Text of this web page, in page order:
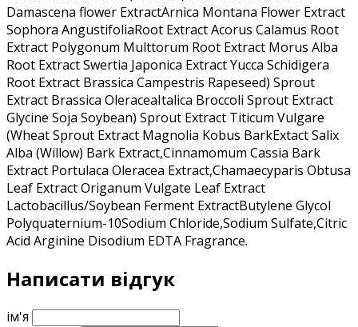
Damascena flower ExtractArnica Montana Flower Extract
Sophora AngustifoliaRoot Extract Acorus Calamus Root
Extract Polygonum Multtorum Root Extract Morus Alba
Root Extract Swertia Japonica Extract Yucca Schidigera
Root Extract Brassica Campestris Rapeseed) Sprout
Extract Brassica OleraceaItalica Broccoli Sprout Extract
Glycine Soja Soybean) Sprout Extract Titicum Vulgare
(Wheat Sprout Extract Magnolia Kobus BarkExtact Salix
Alba (Willow) Bark Extract,Cinnamomum Cassia Bark
Extract Portulaca Oleracea Extract,Chamaecyparis Obtusa
Leaf Extract Origanum Vulgate Leaf Extract
Lactobacillus/Soybean Ferment ExtractButylene Glycol
Polyquaternium-10Sodium Chloride,Sodium Sulfate,Citric
Acid Arginine Disodium EDTA Fragrance.
Написати відгук
ім'я